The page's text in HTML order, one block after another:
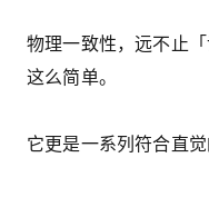
物理一致性，远不止
这么简单。
它更是一系列符合直